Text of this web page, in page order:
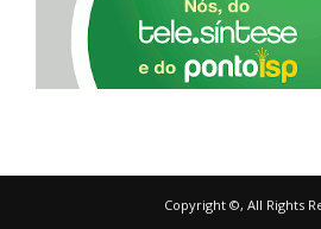
Copyright ©, All Rights